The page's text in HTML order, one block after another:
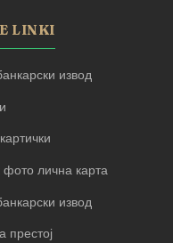
LINKI
извод
лична карта
извод
престој